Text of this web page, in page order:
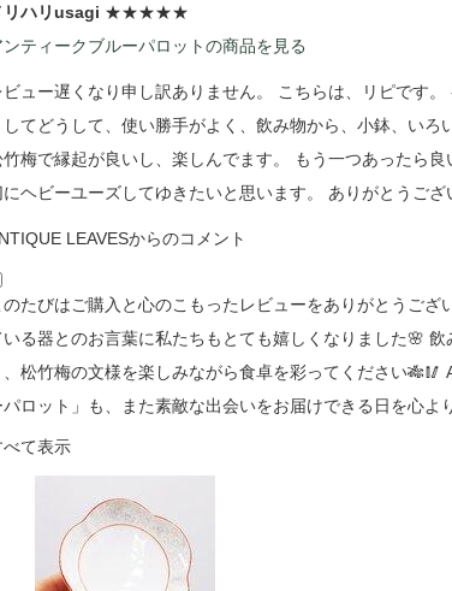
リハリusagi ★★★★★
ンティークブルーパロットの商品を見る
ビュー遅くなり申し訳ありません。 こちらは、リピです
してどうして、使い勝手がよく、飲み物から、小鉢、い
竹梅で縁起が良いし、楽しんでます。 もう一つあったら
にヘビーユーズしてゆきたいと思います。 ありがとうござ
LEAVESからのコメント
のたびはご購入と心のこもったレビューをありがとうご
いる器とのお言葉に私たちもとても嬉しくなりました🌸
、松竹梅の文様を楽しみながら食卓を彩ってください
パロット」も、また素敵な出会いをお届けできる日を心よ
べて表示